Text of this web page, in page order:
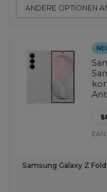
ANDERE OPTIONEN
Samsung Galaxy Z